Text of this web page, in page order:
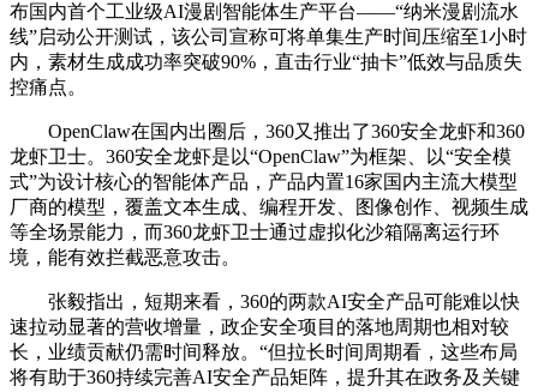
布国内首个工业级AI漫剧智能体生产平台——“纳米漫剧流水
线”启动公开测试，该公司宣称可将单集生产时间压缩至1小时
内，素材生成成功率突破90%，直击行业“抽卡”低效与品质失
控痛点。
OpenClaw在国内出圈后，360又推出了360安全龙虾和360
龙虾卫士。360安全龙虾是以“OpenClaw”为框架、以“安全模
式”为设计核心的智能体产品，产品内置16家国内主流大模型
厂商的模型，覆盖文本生成、编程开发、图像创作、视频生成
等全场景能力，而360龙虾卫士通过虚拟化沙箱隔离运行环
境，能有效拦截恶意攻击。
张毅指出，短期来看，360的两款AI安全产品可能难以快
速拉动显著的营收增量，政企安全项目的落地周期也相对较
长，业绩贡献仍需时间释放。“但拉长时间周期看，这些布局
将有助于360持续完善AI安全产品矩阵，提升其在政务及关键